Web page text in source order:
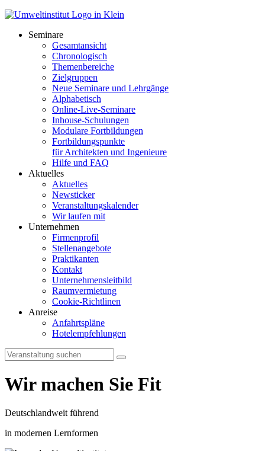
Seminare
Gesamtansicht
Chronologisch
Themenbereiche
Zielgruppen
Neue Seminare und Lehrgänge
Alphabetisch
Online-Live-Seminare
Inhouse-Schulungen
Modulare Fortbildungen
Fortbildungspunkte
für Architekten und Ingenieure
Hilfe und FAQ
Aktuelles
Aktuelles
Newsticker
Veranstaltungskalender
Wir laufen mit
Unternehmen
Firmenprofil
Stellenangebote
Praktikanten
Kontakt
Unternehmensleitbild
Raumvermietung
Cookie-Richtlinen
Anreise
Anfahrtspläne
Hotelempfehlungen
Wir machen Sie Fit
Deutschlandweit führend
in modernen Lernformen